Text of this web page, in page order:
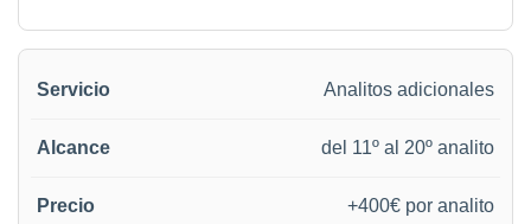
Analitos adicionales
del 11º al 20º analito
+400€ por analito